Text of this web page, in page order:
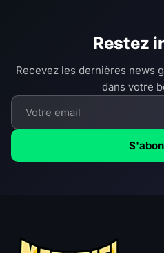
Restez
Recevez les dernières news
dans votre